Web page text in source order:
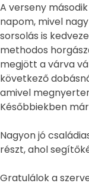
A verseny
napom, mivel
sorsolás is
methodos
megjött a várva
következő
amivel
Későbbiekben
Nagyon jó
részt, ahol
Gratulálok a